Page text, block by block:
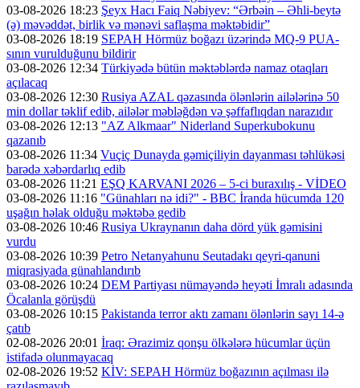
03-08-2026 18:23 Şeyx Hacı Faiq Nəbiyev: “Ərbəin – Əhli-beytə
(ə) məvəddət, birlik və mənəvi saflaşma məktəbidir”
03-08-2026 18:19 SEPAH Hörmüz boğazı üzərində MQ-9 PUA-
sının vurulduğunu bildirir
03-08-2026 12:34 Türkiyədə bütün məktəblərdə namaz otaqları
açılacaq
03-08-2026 12:30 Rusiya AZAL qəzasında ölənlərin ailələrinə 50
min dollar təklif edib, ailələr məbləğdən və şəffaflıqdan narazıdır
03-08-2026 12:13 "AZ Alkmaar" Niderland Superkubokunu
qazanıb
03-08-2026 11:34 Vuçiç Dunayda gəmiçiliyin dayanması təhlükəsi
barədə xəbərdarlıq edib
03-08-2026 11:21 EŞQ KARVANI 2026 – 5-ci buraxılış - VİDEO
03-08-2026 11:16 "Günahları nə idi?" - BBC İranda hücumda 120
uşağın həlak olduğu məktəbə gedib
03-08-2026 10:46 Rusiya Ukraynanın daha dörd yük gəmisini
vurdu
03-08-2026 10:39 Petro Netanyahunu Seutadakı qeyri-qanuni
miqrasiyada günahlandırıb
03-08-2026 10:24 DEM Partiyası nümayəndə heyəti İmralı adasında
Öcalanla görüşdü
03-08-2026 10:15 Pakistanda terror aktı zamanı ölənlərin sayı 14-ə
çatıb
02-08-2026 20:01 İraq: Ərazimiz qonşu ölkələrə hücumlar üçün
istifadə olunmayacaq
02-08-2026 19:52 KİV: SEPAH Hörmüz boğazının açılması ilə